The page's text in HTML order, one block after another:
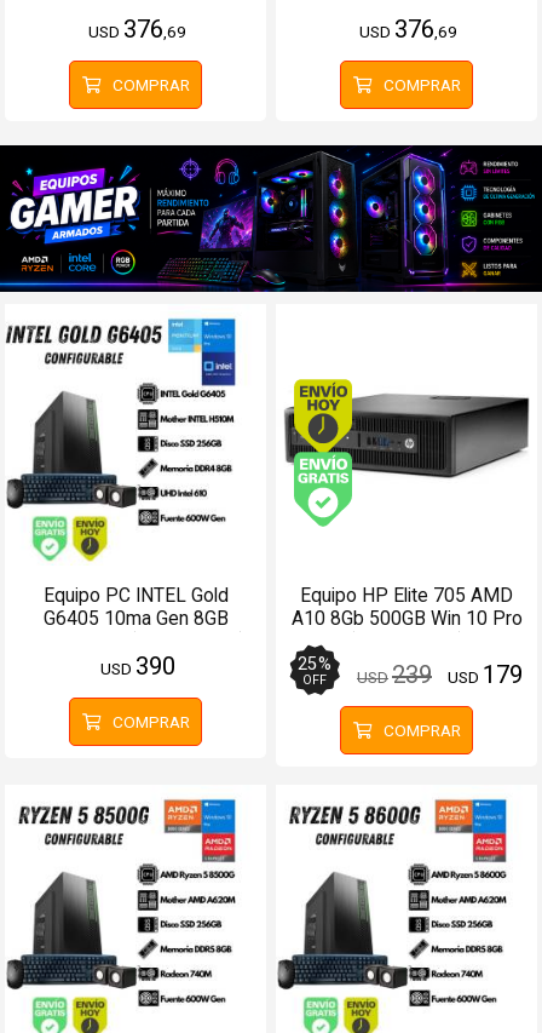
USD 376 ,69
COMPRAR
USD 376 ,69
COMPRAR
Equipo PC INTEL Gold
G6405 10ma Gen 8GB
USD 390
COMPRAR
Equipo HP Elite 705 AMD
A10 8Gb 500GB Win 10 Pro
25%
OFF USD239 USD 179
COMPRAR